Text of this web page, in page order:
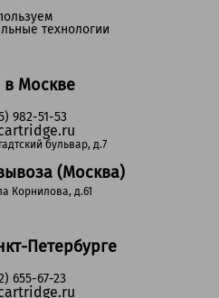
Москве
982-51-53
бульвар, д.7
(Москва)
Корнилова, д.61
Петербурге
655-67-23
технологии